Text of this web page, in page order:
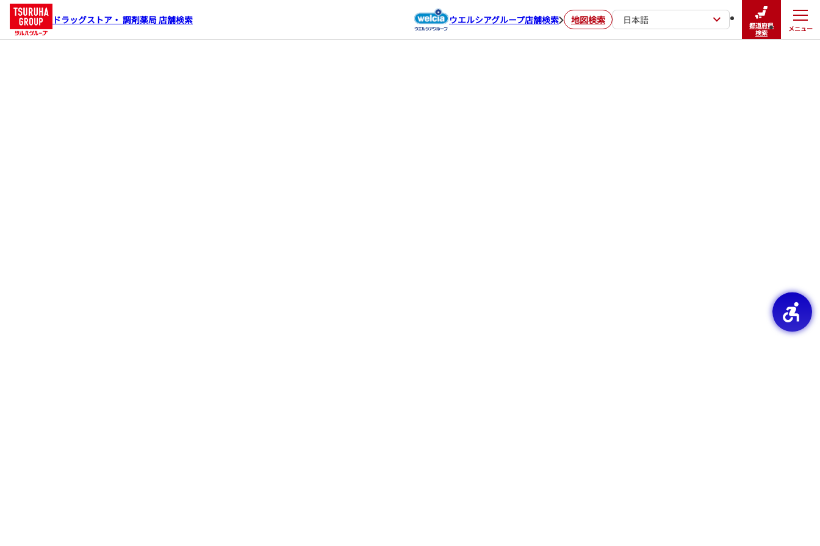
ドラッグストア・ 調剤薬局 店舗検索 ウエルシアグループ店舗検索 地図検索 日本語
都道府県
検索
メニュー
閉じる